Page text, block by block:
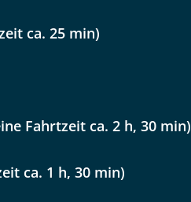
ca. 25 min)
Fahrtzeit ca. 2 h, 30 min)
ca. 1 h, 30 min)